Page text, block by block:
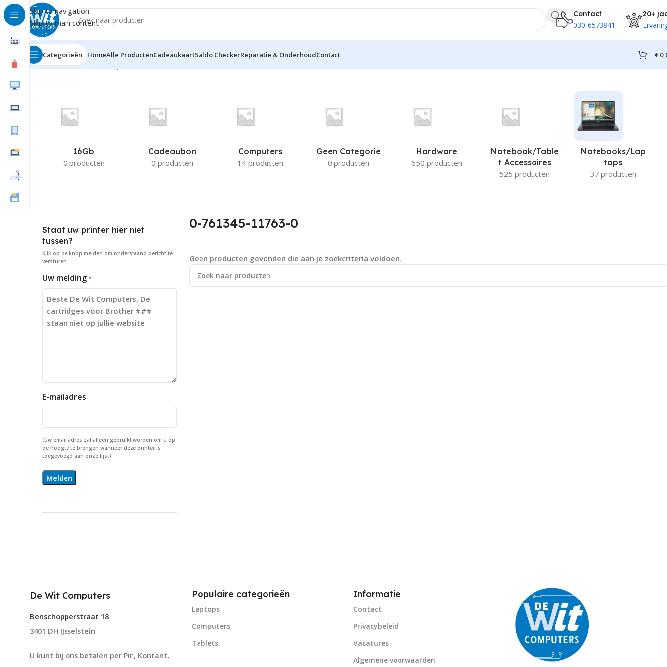
Skip to navigation
Skip to main content
Contact
030-6573841
20+
Categorieën HomeAlle ProductenCadeaukaartSaldo CheckerReparatie & OnderhoudContact €
Home Product Fabrikant productnummer
16Gb
0 producten
Cadeaubon
0 producten
Computers
14 producten
Geen Categorie
0 producten
Hardware
650 producten
Notebook/Table
T Accessoires
525 producten
Notebooks/Lap
Tops
37 producten
Staat uw printer hier niet
tussen?
Klik op de knop melden om onderstaand bericht te
versturen.
Uw melding*
E-mailadres
(Uw email adres zal alleen gebruikt worden om u op
de hoogte te brengen wanneer deze printer is
toegevoegd aan onze lijst)
0-761345-11763-0
Geen producten gevonden die aan je zoekcriteria voldoen.
De Wit Computers
Benschopperstraat 18
3401 DH IJsselstein
U kunt bij ons betalen per Pin, Kontant,
Populaire categorieën
Laptops
Computers
Tablets
Informatie
Contact
Privacybeleid
Vacatures
Algemene voorwaarden